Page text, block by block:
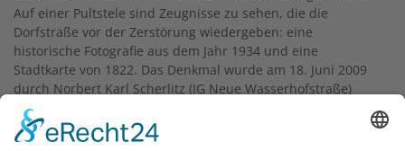
Auf einer Pultstele sind Zeugnisse zu sehen, die die
Dorfstraße vor der Zerstörung wiedergeben: eine
historische Fotografie aus dem Jahr 1934 und eine
Stadtkarte von 1822. Das Denkmal wurde am 18. Juni 2009
durch Norbert Karl Scherlitz (IG Neue Wasserhofstraße)
und Stadtrat Lutz Sikorski eingeweiht.
Text der Tafel: